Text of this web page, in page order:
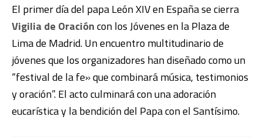
El primer día del papa León XIV en España se cierra
Vigilia de Oracióncon los Jóvenes en la Plaza de
Lima de Madrid. Un encuentro multitudinario de
jóvenes que los organizadores han diseñado como un
“festival de la fe» que combinará música, testimonios
y oración”. El acto culminará con una adoración
eucarística y la bendición del Papa con el Santísimo.